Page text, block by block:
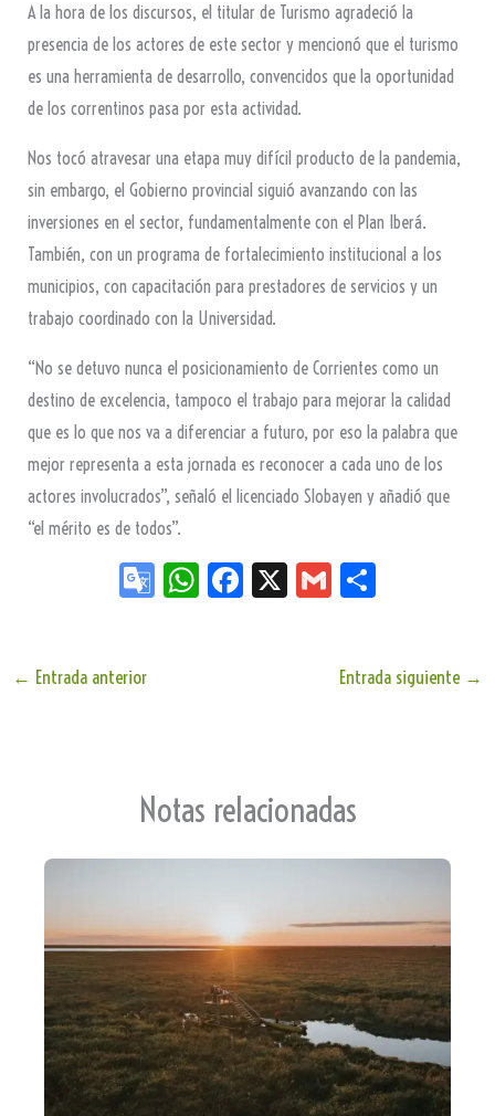
A la hora de los discursos, el titular de Turismo agradeció la
presencia de los actores de este sector y mencionó que el turismo
es una herramienta de desarrollo, convencidos que la oportunidad
de los correntinos pasa por esta actividad.
Nos tocó atravesar una etapa muy difícil producto de la pandemia,
sin embargo, el Gobierno provincial siguió avanzando con las
inversiones en el sector, fundamentalmente con el Plan Iberá.
También, con un programa de fortalecimiento institucional a los
municipios, con capacitación para prestadores de servicios y un
trabajo coordinado con la Universidad.
“No se detuvo nunca el posicionamiento de Corrientes como un
destino de excelencia, tampoco el trabajo para mejorar la calidad
que es lo que nos va a diferenciar a futuro, por eso la palabra que
mejor representa a esta jornada es reconocer a cada uno de los
actores involucrados”, señaló el licenciado Slobayen y añadió que
“el mérito es de todos”.
Go
te
W
Fa
X
G
← Entrada anterior Entrada siguiente →
Notas relacionadas